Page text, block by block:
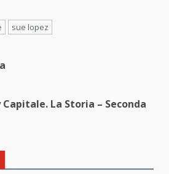
sue lopez
La Storia – Seconda